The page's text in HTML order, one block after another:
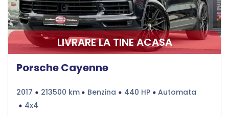
LIVRARE LA TINE ACASA
Porsche Cayenne
2017 213500 km Benzina 440 HP
Automata
4x4